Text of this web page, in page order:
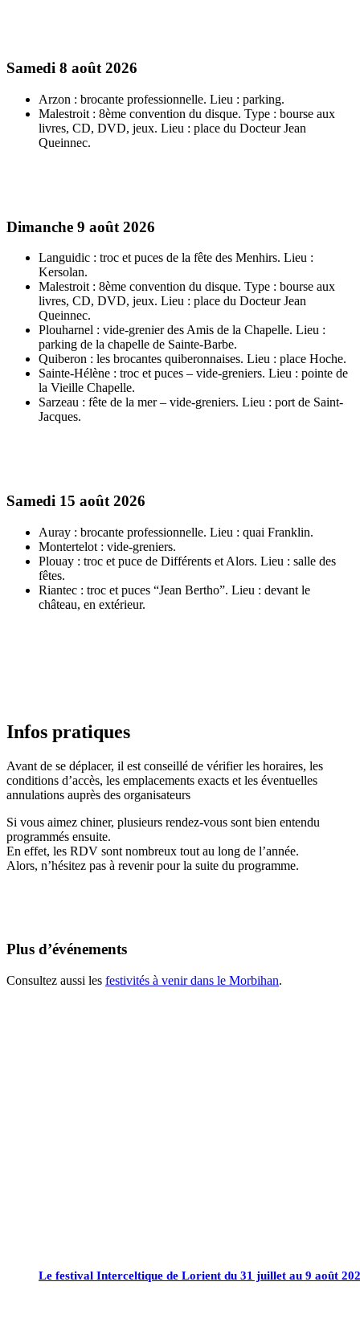
Samedi 8 août 2026
Arzon : brocante professionnelle. Lieu : parking.
Malestroit : 8ème convention du disque. Type : bourse aux
livres, CD, DVD, jeux. Lieu : place du Docteur Jean
Queinnec.
Dimanche 9 août 2026
Languidic : troc et puces de la fête des Menhirs. Lieu :
Kersolan.
Malestroit : 8ème convention du disque. Type : bourse aux
livres, CD, DVD, jeux. Lieu : place du Docteur Jean
Queinnec.
Plouharnel : vide-grenier des Amis de la Chapelle. Lieu :
parking de la chapelle de Sainte-Barbe.
Quiberon : les brocantes quiberonnaises. Lieu : place Hoche.
Sainte-Hélène : troc et puces – vide-greniers. Lieu : pointe de
la Vieille Chapelle.
Sarzeau : fête de la mer – vide-greniers. Lieu : port de Saint-
Jacques.
Samedi 15 août 2026
Auray : brocante professionnelle. Lieu : quai Franklin.
Montertelot : vide-greniers.
Plouay : troc et puce de Différents et Alors. Lieu : salle des
fêtes.
Riantec : troc et puces “Jean Bertho”. Lieu : devant le
château, en extérieur.
Infos pratiques
Avant de se déplacer, il est conseillé de vérifier les horaires, les
conditions d’accès, les emplacements exacts et les éventuelles
annulations auprès des organisateurs
Si vous aimez chiner, plusieurs rendez-vous sont bien entendu
programmés ensuite.
En effet, les RDV sont nombreux tout au long de l’année.
Alors, n’hésitez pas à revenir pour la suite du programme.
Plus d’événements
Consultez aussi les festivités à venir dans le Morbihan.
Le festival Interceltique de Lorient du 31 juillet au 9 août